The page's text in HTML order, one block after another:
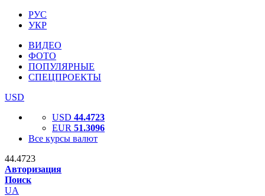
РУС
УКР
ВИДЕО
ФОТО
ПОПУЛЯРНЫЕ
СПЕЦПРОЕКТЫ
USD
USD 44.4723
EUR 51.3096
Все курсы валют
44.4723
Авторизация
Поиск
UA